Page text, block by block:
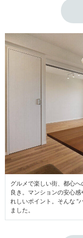
グルメで楽しい街、都心
良き。マンションの安心
れしいポイント。そんな “
ました。